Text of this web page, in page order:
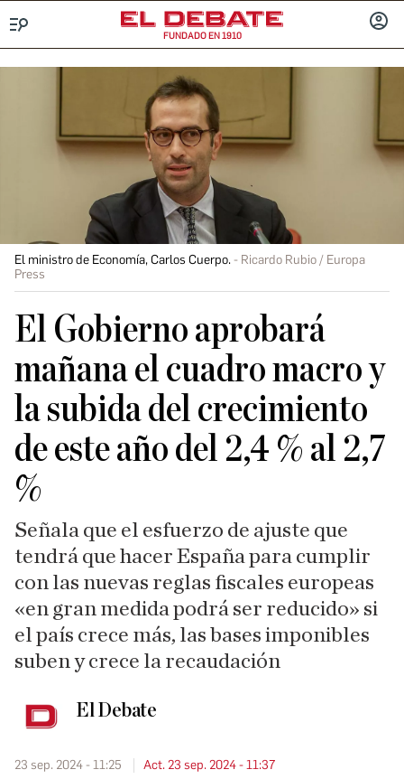
FUNDADO EN 1910
El ministro de Economía, Carlos Cuerpo.
Ricardo Rubio / Europa
Press
El Gobierno aprobará
mañana el cuadro macro y
la subida del crecimiento
de este año del 2,4 % al 2,7
%
Señala que el esfuerzo de ajuste que
tendrá que hacer España para cumplir
con las nuevas reglas fiscales europeas
«en gran medida podrá ser reducido» si
el país crece más, las bases imponibles
suben y crece la recaudación
El Debate
23 sep. 2024 - 11:25 Act. 23 sep. 2024 - 11:37